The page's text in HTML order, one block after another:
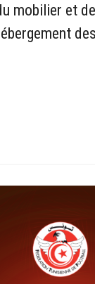
mobilier et